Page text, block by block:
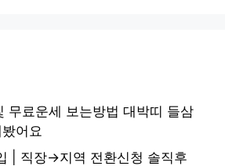
무료운세 보는방법 대박띠 들삼
어요
| 직장→지역 전환신청 솔직후